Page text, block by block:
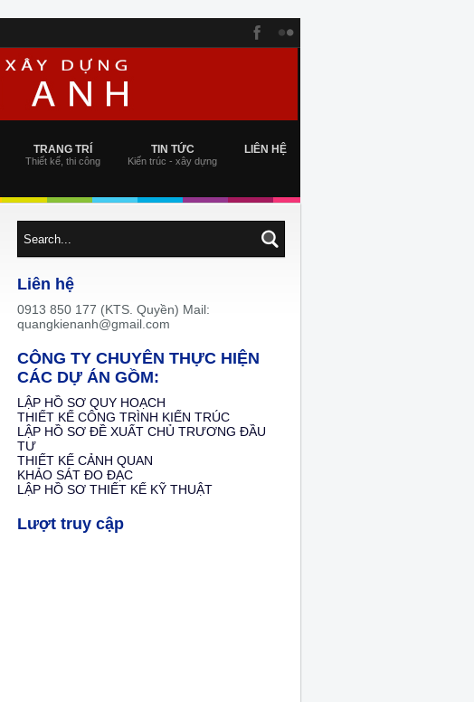
TRANG TRÍ
Thiết kế, thi công
TIN TỨC
Kiến trúc - xây dựng
LIÊN HỆ
Liên hệ
0913 850 177 (KTS. Quyền) Mail:
quangkienanh@gmail.com
CÔNG TY CHUYÊN THỰC HIỆN
CÁC DỰ ÁN GỒM:
LẬP HỒ SƠ QUY HOẠCH
THIẾT KẾ CÔNG TRÌNH KIẾN TRÚC
LẬP HỒ SƠ ĐỀ XUẤT CHỦ TRƯƠNG ĐẦU
TƯ
THIẾT KẾ CẢNH QUAN
KHẢO SÁT ĐO ĐẠC
LẬP HỒ SƠ THIẾT KẾ KỸ THUẬT
Lượt truy cập